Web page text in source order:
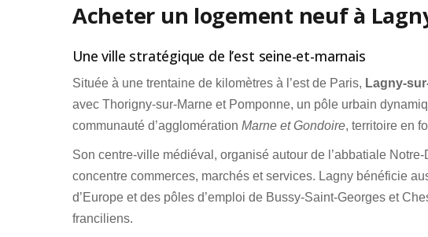
Acheter un logement neuf à
Une ville stratégique de l’est seine-et-marnais
Située à une trentaine de kilomètres à l’est de Paris, Lagny-
avec Thorigny-sur-Marne et Pomponne, un pôle urbain
communauté d’agglomération Marne et Gondoire, territoire en
Son centre-ville médiéval, organisé autour de l’abbatiale
concentre commerces, marchés et services. Lagny bénéficie
d’Europe et des pôles d’emploi de Bussy-Saint-Georges et
franciliens.